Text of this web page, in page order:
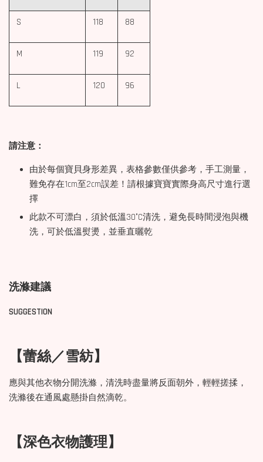
S 118 88
M 119 92
L 120 96
請注意：
由於每個寶貝身形差異，表格參數僅供參考，手工測量，
難免存在1cm至2cm誤差！請根據寶寶實際身高尺寸進行選
擇
此款不可漂白，須於低溫30°C清洗，避免長時間浸泡與機
洗，可於低溫熨燙，並垂直曬乾
洗滌建議
SUGGESTION
【蕾絲／雪紡】
應與其他衣物分開洗滌，清洗時盡量將反面朝外，輕輕搓揉，
洗滌後在通風處懸掛自然滴乾。
【深色衣物護理】